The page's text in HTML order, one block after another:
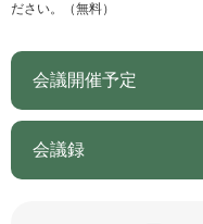
ださい。（無料）
会議開催予定
会議録